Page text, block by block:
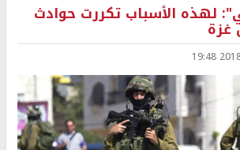
لهذه الأسباب تكررت حوادث
غزة
2018-